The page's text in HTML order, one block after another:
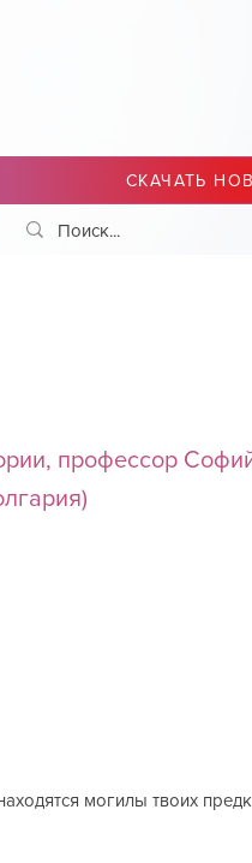
СКАЧАТЬ
профессор
могилы твоих